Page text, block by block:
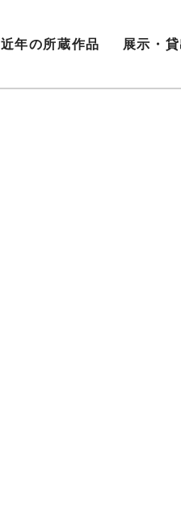
近年の所蔵作品 展示・